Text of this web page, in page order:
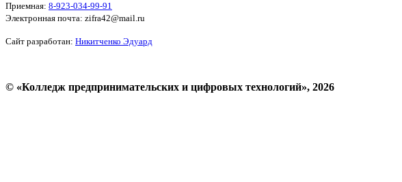
Приемная: 8-923-034-99-91
Электронная почта: zifra42@mail.ru
Сайт разработан: Никитченко Эдуард
© «Колледж предпринимательских и цифровых технологий», 2026